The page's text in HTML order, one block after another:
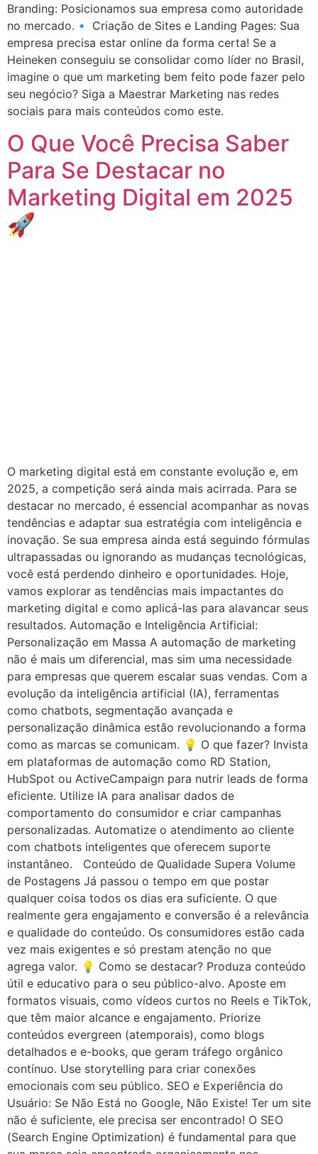
Branding: Posicionamos sua empresa como autoridade
no mercado.🔹 Criação de Sites e Landing Pages: Sua
empresa precisa estar online da forma certa! Se a
Heineken conseguiu se consolidar como líder no Brasil,
imagine o que um marketing bem feito pode fazer pelo
seu negócio? Siga a Maestrar Marketing nas redes
sociais para mais conteúdos como este.
O Que Você Precisa Saber
Para Se Destacar no
Marketing Digital em 2025
🚀
O marketing digital está em constante evolução e, em
2025, a competição será ainda mais acirrada. Para se
destacar no mercado, é essencial acompanhar as novas
tendências e adaptar sua estratégia com inteligência e
inovação. Se sua empresa ainda está seguindo fórmulas
ultrapassadas ou ignorando as mudanças tecnológicas,
você está perdendo dinheiro e oportunidades. Hoje,
vamos explorar as tendências mais impactantes do
marketing digital e como aplicá-las para alavancar seus
resultados. Automação e Inteligência Artificial:
Personalização em Massa A automação de marketing
não é mais um diferencial, mas sim uma necessidade
para empresas que querem escalar suas vendas. Com a
evolução da inteligência artificial (IA), ferramentas
como chatbots, segmentação avançada e
personalização dinâmica estão revolucionando a forma
como as marcas se comunicam. 💡 O que fazer? Invista
em plataformas de automação como RD Station,
HubSpot ou ActiveCampaign para nutrir leads de forma
eficiente. Utilize IA para analisar dados de
comportamento do consumidor e criar campanhas
personalizadas. Automatize o atendimento ao cliente
com chatbots inteligentes que oferecem suporte
instantâneo. Conteúdo de Qualidade Supera Volume
de Postagens Já passou o tempo em que postar
qualquer coisa todos os dias era suficiente. O que
realmente gera engajamento e conversão é a relevância
e qualidade do conteúdo. Os consumidores estão cada
vez mais exigentes e só prestam atenção no que
agrega valor. 💡 Como se destacar? Produza conteúdo
útil e educativo para o seu público-alvo. Aposte em
formatos visuais, como vídeos curtos no Reels e TikTok,
que têm maior alcance e engajamento. Priorize
conteúdos evergreen (atemporais), como blogs
detalhados e e-books, que geram tráfego orgânico
contínuo. Use storytelling para criar conexões
emocionais com seu público. SEO e Experiência do
Usuário: Se Não Está no Google, Não Existe! Ter um site
não é suficiente, ele precisa ser encontrado! O SEO
(Search Engine Optimization) é fundamental para que